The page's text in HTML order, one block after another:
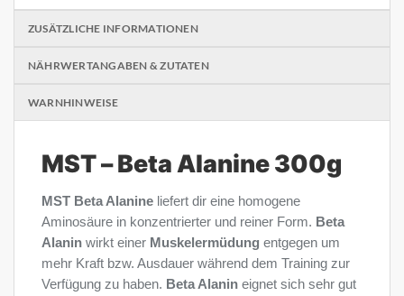
ZUSÄTZLICHE INFORMATIONEN
NÄHRWERTANGABEN & ZUTATEN
WARNHINWEISE
MST – Beta Alanine 300g
MST Beta Alanine liefert dir eine homogene
Aminosäure in konzentrierter und reiner Form. Beta
Alanin wirkt einer Muskelermüdung entgegen um
mehr Kraft bzw. Ausdauer während dem Training zur
Verfügung zu haben. Beta Alanin eignet sich sehr gut